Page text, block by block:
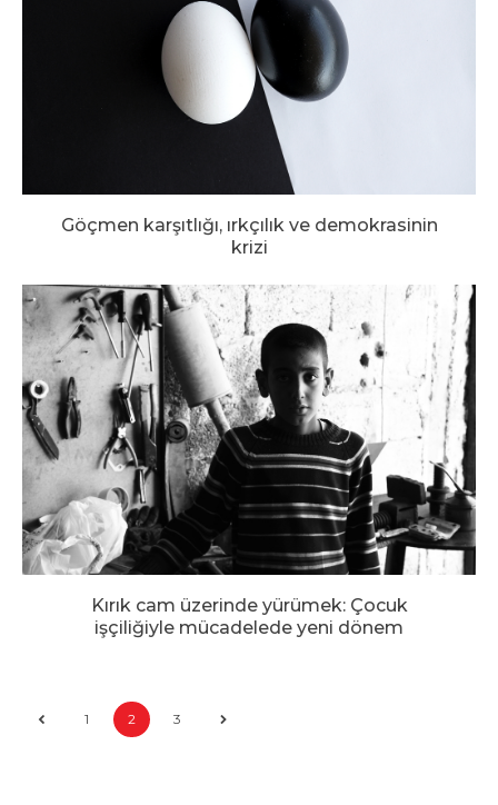
Göçmen karşıtlığı, ırkçılık ve demokrasinin
krizi
Kırık cam üzerinde yürümek: Çocuk
işçiliğiyle mücadelede yeni dönem
1 2 3